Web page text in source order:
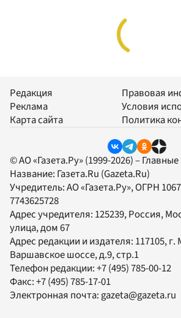
Редакция
Реклама
Карта сайта
Правовая
Условия
Политика
© АО «Газета.Ру» (1999-2026) –
Название: Газета.Ru (Gazeta.Ru)
Учредитель:АО «Газета.Ру», ОГРН
7743625728
Адрес учредителя: 125239, Россия,
улица, дом 67
Адрес редакции и издателя: 117105, г.
Варшавское шоссе, д.9, стр.1
Телефон редакции:+7 (495) 785-00-12
Факс:+7 (495) 785-17-01
Электронная почта:gazeta@gazeta.ru